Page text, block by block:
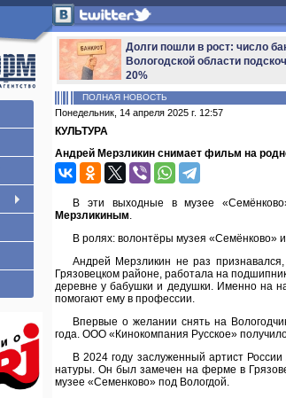
Долги пошли в рост: число
Вологодской области
20%
ПОЛНАЯ НОВОСТЬ
Понедельник, 14 апреля 2025 г. 12:57
КУЛЬТУРА
Андрей Мерзликин снимает фильм на
В эти выходные в музее
Мерзликиным.
В ролях: волонтёры музея «Семëнково»
Андрей Мерзликин не раз
Грязовецком районе, работала на
деревне у бабушки и дедушки. Именно на
помогают ему в профессии.
Впервые о желании снять на
года. ООО «Кинокомпания Русское»
В 2024 году заслуженный артист
натуры. Он был замечен на ферме в
музее «Семенково» под Вологдой.